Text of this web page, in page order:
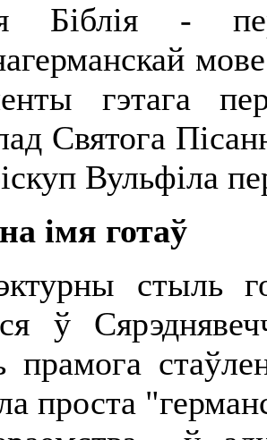
Біблія -
гэтага
Святога
Вульфіла
імя готаў
стыль
ў
проста